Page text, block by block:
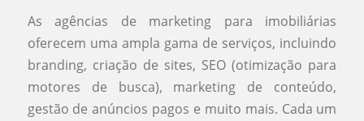
As agências de marketing para imobiliárias
oferecem uma ampla gama de serviços, incluindo
branding, criação de sites, SEO (otimização para
motores de busca), marketing de conteúdo,
gestão de anúncios pagos e muito mais. Cada um